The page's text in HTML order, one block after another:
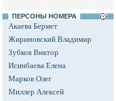
ПЕРСОНЫ НОМЕРА
Акаева Бермет
Жириновский Владимир
Зубков Виктор
Исинбаева Елена
Марков Олег
Миллер Алексей